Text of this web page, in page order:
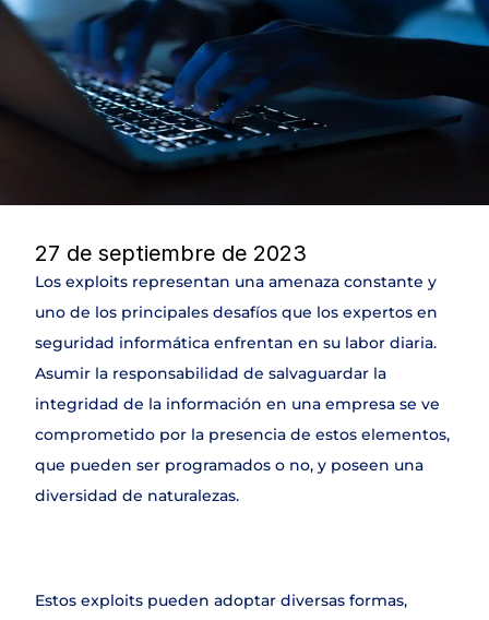
DLP
NAC & IPAM
Wifi Security
Web Application Firewall
Encryption & Transfer Files
SERVICIOS
Join
Events
Experts
27 de septiembre de 2023
Los exploits representan una amenaza constante y
uno de los principales desafíos que los expertos en
seguridad informática enfrentan en su labor diaria.
Asumir la responsabilidad de salvaguardar la
integridad de la información en una empresa se ve
comprometido por la presencia de estos elementos,
que pueden ser programados o no, y poseen una
diversidad de naturalezas.
Estos exploits pueden adoptar diversas formas,